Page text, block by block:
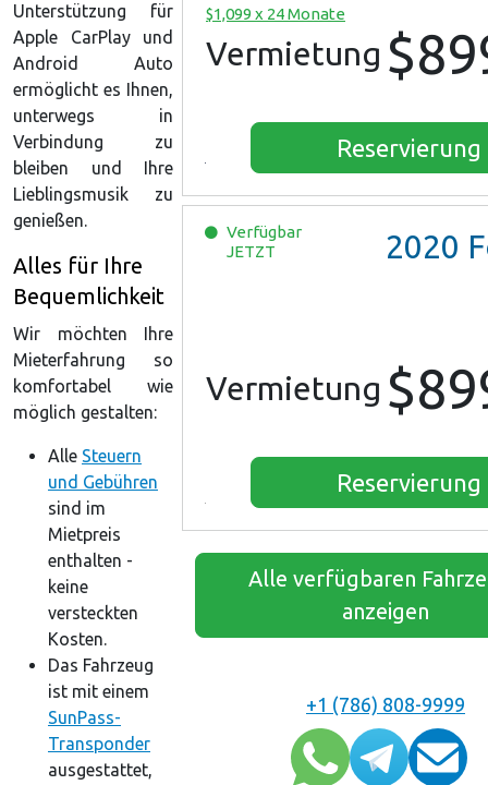
$1,099 x 24 Monate
Vermietung
Reservierung
Verfügbar
JETZT
2020
Vermietung
Reservierung
Alle verfügbaren
anzeigen
+1 (786) 808-9999
Unterstützung für
Apple CarPlay und
Android Auto
ermöglicht es Ihnen,
unterwegs in
Verbindung zu
bleiben und Ihre
Lieblingsmusik zu
genießen.
Alles für Ihre
Bequemlichkeit
Wir möchten Ihre
Mieterfahrung so
komfortabel wie
möglich gestalten:
Alle Steuern
und Gebühren
sind im
Mietpreis
enthalten -
keine
versteckten
Kosten.
Das Fahrzeug
ist mit einem
SunPass-
Transponder
ausgestattet,